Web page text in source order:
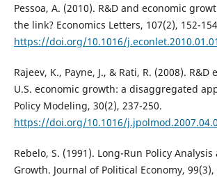
Pessoa, A. (2010). R&D and economic
the link? Economics Letters, 107(2), 152-
https://doi.org/10.1016/
Rajeev, K., Payne, J., & Rati, R. (2008).
U.S. economic growth: a disaggregated
Policy Modeling, 30(2), 237-250.
https://doi.org/10.1016/
Rebelo, S. (1991). Long-Run Policy
Growth. Journal of Political Economy, 99(3),